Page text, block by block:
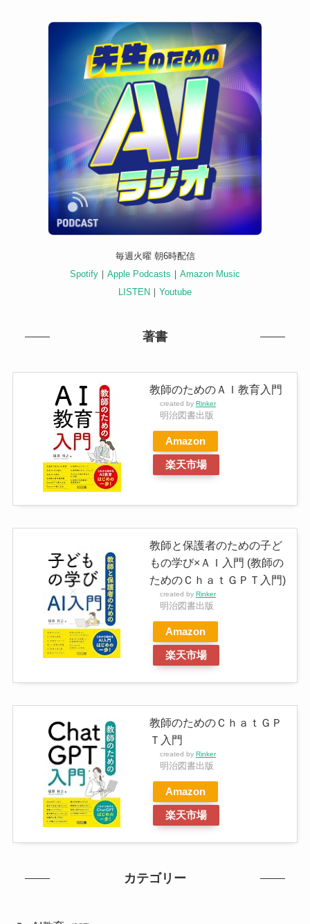
毎週火曜 朝6時配信
Spotify ｜ Apple Podcasts ｜ Amazon Music
LISTEN ｜ Youtube
著書
教師のためのＡＩ教育入門
created by Rinker
明治図書出版
Amazon
楽天市場
教師と保護者のための子ど
もの学び×ＡＩ入門 (教師の
ためのＣｈａｔＧＰＴ入門)
created by Rinker
明治図書出版
Amazon
楽天市場
教師のためのＣｈａｔＧＰ
Ｔ入門
created by Rinker
明治図書出版
Amazon
楽天市場
カテゴリー